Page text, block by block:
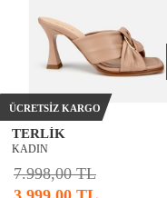
TERLIK
KADIN
7.998,00 TL
ÜCRETSIZ KARGO